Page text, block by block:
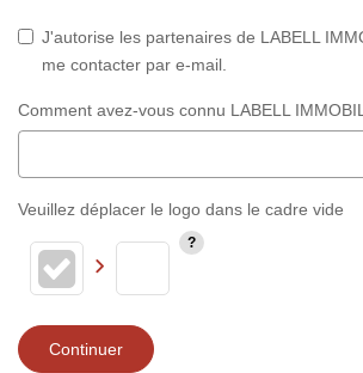
J'autorise les partenaires de LABELL
me contacter par e-mail.
Comment avez-vous connu LABELL
Veuillez déplacer le logo dans le cadre vide
Continuer